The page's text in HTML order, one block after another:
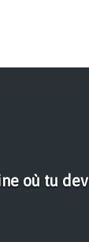
où tu